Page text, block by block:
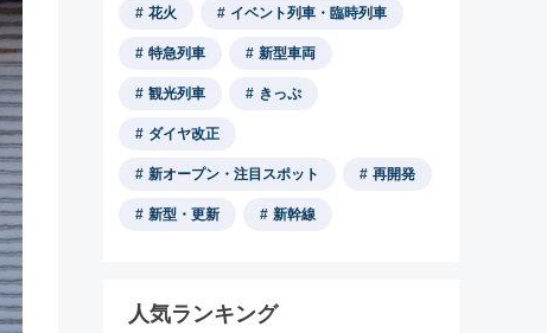
花火 イベント列車・臨時列車
特急列車 新型車両
観光列車 きっぷ
ダイヤ改正
新オープン・注目スポット 再開発
新型・更新 新幹線
人気ランキング